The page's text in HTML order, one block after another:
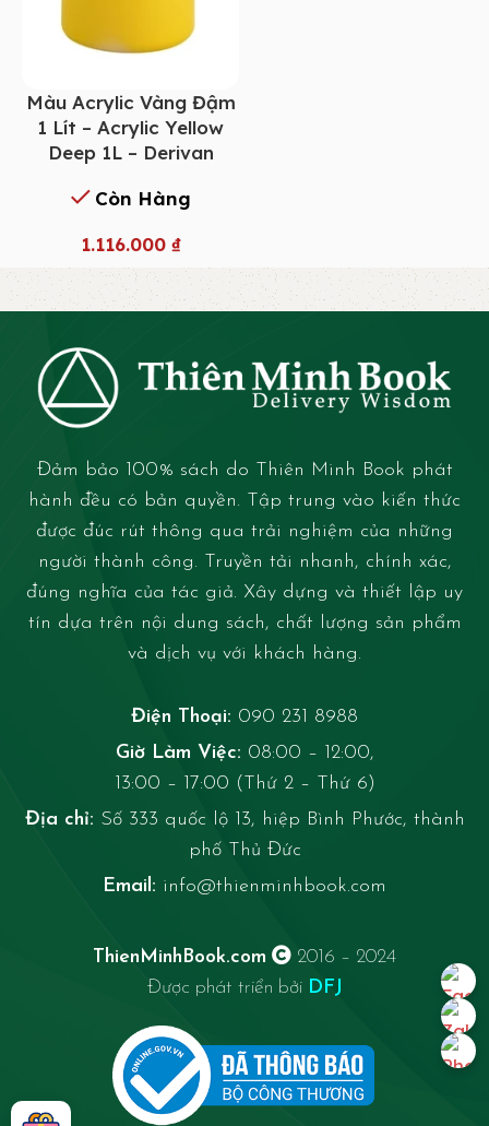
Màu Acrylic Vàng Đậm
1 Lít – Acrylic Yellow
Deep 1L – Derivan
Còn Hàng
1.116.000 ₫
Đảm bảo 100% sách do Thiên Minh Book phát
hành đều có bản quyền. Tập trung vào kiến thức
được đúc rút thông qua trải nghiệm của những
người thành công. Truyền tải nhanh, chính xác,
đúng nghĩa của tác giả. Xây dựng và thiết lập uy
tín dựa trên nội dung sách, chất lượng sản phẩm
và dịch vụ với khách hàng.
Điện Thoại: 090 231 8988
Giờ Làm Việc: 08:00 – 12:00,
13:00 – 17:00 (Thứ 2 – Thứ 6)
Địa chỉ: Số 333 quốc lộ 13, hiệp Bình Phước, thành
phố Thủ Đức
Email: info@thienminhbook.com
ThienMinhBook.com
2016 – 2024
Được phát triển bởi DFJ